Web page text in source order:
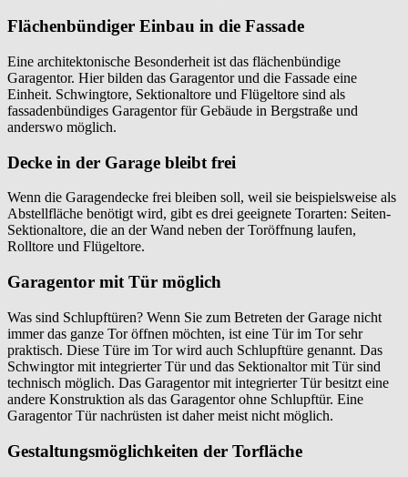
Flächenbündiger Einbau in die Fassade
Eine architektonische Besonderheit ist das flächenbündige
Garagentor. Hier bilden das Garagentor und die Fassade eine
Einheit. Schwingtore, Sektionaltore und Flügeltore sind als
fassadenbündiges Garagentor für Gebäude in Bergstraße und
anderswo möglich.
Decke in der Garage bleibt frei
Wenn die Garagendecke frei bleiben soll, weil sie beispielsweise als
Abstellfläche benötigt wird, gibt es drei geeignete Torarten: Seiten-
Sektionaltore, die an der Wand neben der Toröffnung laufen,
Rolltore und Flügeltore.
Garagentor mit Tür möglich
Was sind Schlupftüren? Wenn Sie zum Betreten der Garage nicht
immer das ganze Tor öffnen möchten, ist eine Tür im Tor sehr
praktisch. Diese Türe im Tor wird auch Schlupftüre genannt. Das
Schwingtor mit integrierter Tür und das Sektionaltor mit Tür sind
technisch möglich. Das Garagentor mit integrierter Tür besitzt eine
andere Konstruktion als das Garagentor ohne Schlupftür. Eine
Garagentor Tür nachrüsten ist daher meist nicht möglich.
Gestaltungsmöglichkeiten der Torfläche